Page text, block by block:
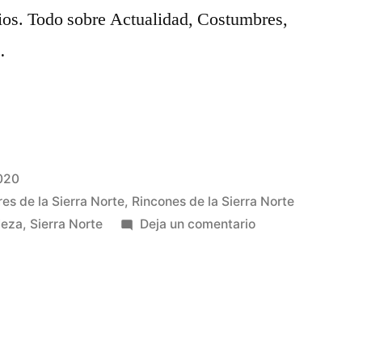
Todo sobre Actualidad, Costumbres,
de la Sierra Norte, Rincones de la Sierra Norte
, Sierra Norte Deja un comentarioen